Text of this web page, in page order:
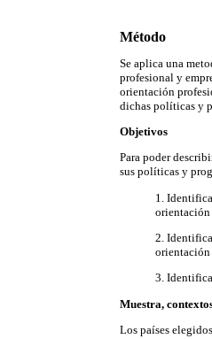
Método
Se aplica una
profesional y
orientación
dichas políticas y
Objetivos
Para poder
sus políticas y
1.
2.
3.
Muestra,
Los países